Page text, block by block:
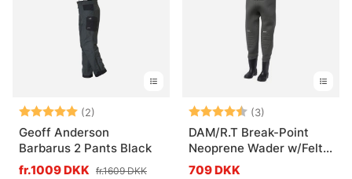
Vurdering: (2)
5.0 ud af 5 stjerner
Geoff Anderson
Barbarus 2 Pants Black
fr.1009 DKK fr.1609 DKK
Vurdering: (3)
DAM/R.T Break-Point
Neoprene Wader w/Felt
Sole
709 DKK